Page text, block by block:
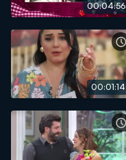
00:04:56
00:01:14